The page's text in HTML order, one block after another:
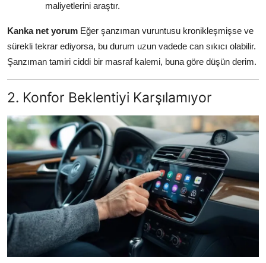
maliyetlerini araştır.
Kanka net yorum Eğer şanzıman vuruntusu kronikleşmişse ve
sürekli tekrar ediyorsa, bu durum uzun vadede can sıkıcı olabilir.
Şanzıman tamiri ciddi bir masraf kalemi, buna göre düşün derim.
2. Konfor Beklentiyi Karşılamıyor